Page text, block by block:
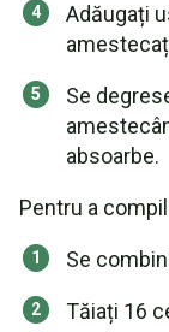
Adăugați
Se
absoarbe.
Pentru a
Se
Tăiați 16